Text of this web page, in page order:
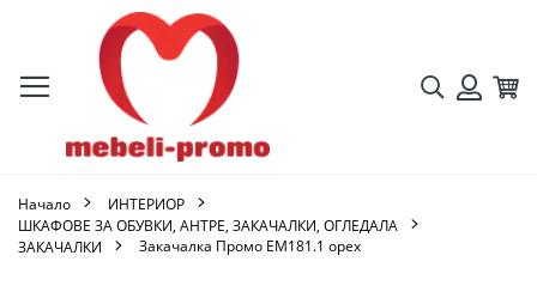
Търсене
Начало
ИНТЕРИОР
ШКАФОВЕ ЗА ОБУВКИ, АНТРЕ, ЗАКАЧАЛКИ, ОГЛЕДАЛА
ЗАКАЧАЛКИ
Закачалка Промо ΕΜ181.1 орех